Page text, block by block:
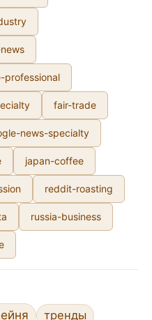
professional
fair-trade
news-specialty
japan-coffee
reddit-roasting
russia-business
тренды